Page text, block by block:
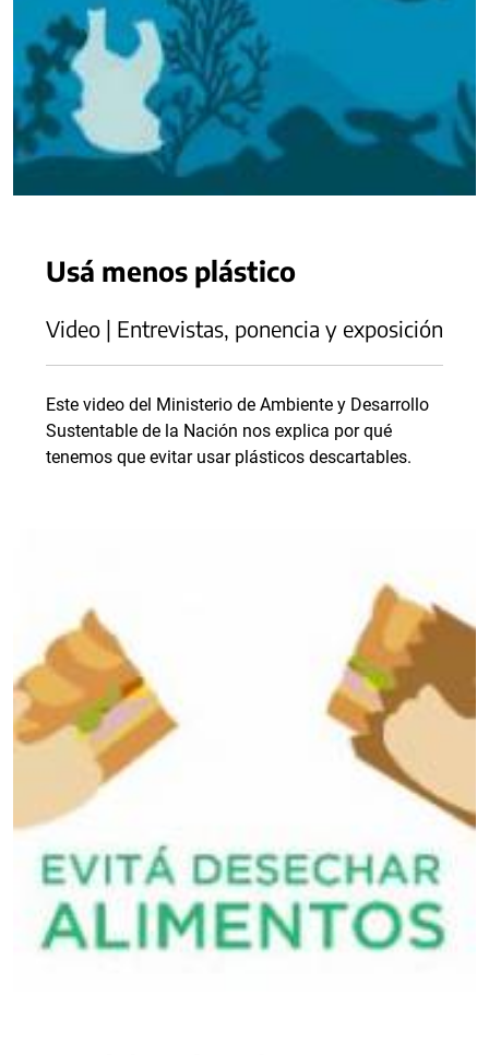
Usá menos plástico
Video | Entrevistas, ponencia y exposición
Este video del Ministerio de Ambiente y Desarrollo
Sustentable de la Nación nos explica por qué
tenemos que evitar usar plásticos descartables.